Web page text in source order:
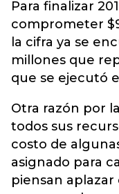
Para finalizar
comprometer
la cifra ya se
millones que
que se ejecutó
Otra razón por
todos sus
costo de
asignado para
piensan aplazar